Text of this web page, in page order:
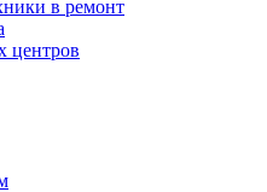
в ремонт
центров